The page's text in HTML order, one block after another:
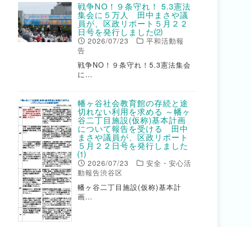
戦争NO！９条守れ！ 5.3憲法
集会に５万人 田中まさや議
員が、区政リポート５月２２
日号を発行しました⑵
2026/07/23
平和活動報
告
戦争NO！９条守れ！5.3憲法集会
に…
幡ヶ谷社会教育館の存続と途
切れない利用を求める ～幡ヶ
谷二丁目施設(仮称)基本計画
について報告を受ける 田中
まさや議員が、区政リポート
５月２２日号を発行しました
⑴
2026/07/23
安全・安心活
動報告渋谷区
幡ヶ谷二丁目施設(仮称)基本計
画…